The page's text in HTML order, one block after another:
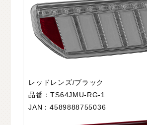
レッドレンズ/ブラック
品番：TS64JMU-RG-1
JAN：4589888755036